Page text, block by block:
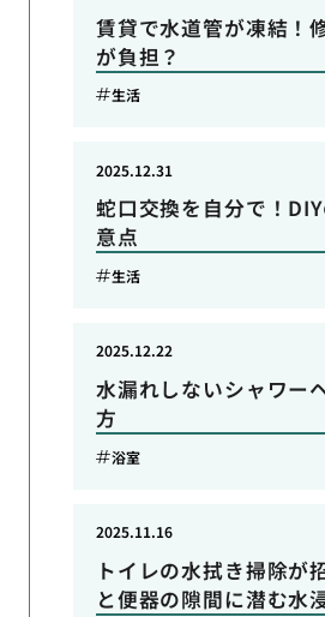
賃貸で水道管が凍結！
が負担？
生活
蛇口交換を自分で！
意点
2025.12.31
生活
水漏れしないシャワー
方
2025.12.22
浴室
トイレの水拭き掃除が
と便器の隙間に潜む水
2025.11.16